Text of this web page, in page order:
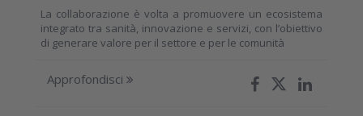
La collaborazione è volta a promuovere un ecosistema
integrato tra sanità, innovazione e servizi, con l’obiettivo
di generare valore per il settore e per le comunità
Approfondisci